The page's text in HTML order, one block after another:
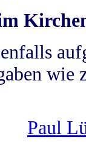
wie
Paul